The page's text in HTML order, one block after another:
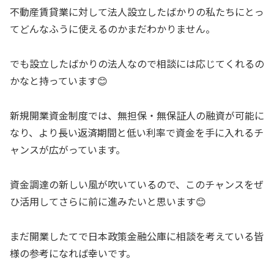
不動産賃貸業に対して法人設立したばかりの私たちにとっ
てどんなふうに使えるのかまだわかりません。
でも設立したばかりの法人なので相談には応じてくれるの
かなと持っています😊
新規開業資金制度では、無担保・無保証人の融資が可能に
なり、より長い返済期間と低い利率で資金を手に入れるチ
ャンスが広がっています。
資金調達の新しい風が吹いているので、このチャンスをぜ
ひ活用してさらに前に進みたいと思います😊
まだ開業したてで日本政策金融公庫に相談を考えている皆
様の参考になれば幸いです。